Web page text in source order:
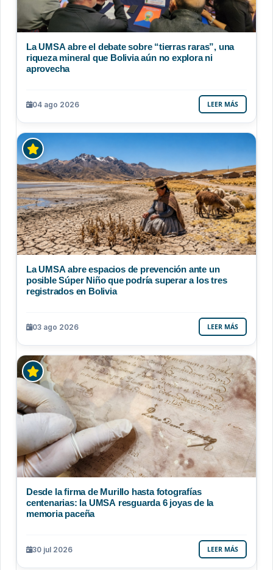
La UMSA abre el debate sobre “tierras raras”, una
riqueza mineral que Bolivia aún no explora ni
aprovecha
04 ago 2026 LEER MÁS
La UMSA abre espacios de prevención ante un
posible Súper Niño que podría superar a los tres
registrados en Bolivia
03 ago 2026 LEER MÁS
Desde la firma de Murillo hasta fotografías
centenarias: la UMSA resguarda 6 joyas de la
memoria paceña
30 jul 2026 LEER MÁS